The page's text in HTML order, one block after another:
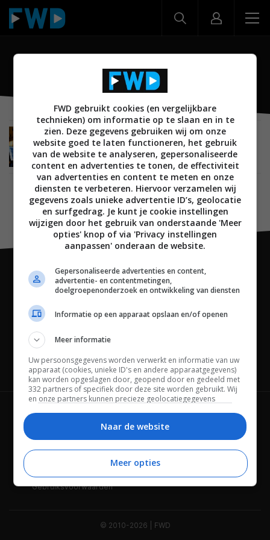
Sound Liaison
INTERVIEW MUSIC EMOTION AUDIO 19 MEI 2026
Interview: Deel 23 – Frans de Rond – Sound
Liaison – One-Mic, dsd en wat dat gaat brengen
Channels
Wie is FWD Privacybeleid
Adverteren Contact
Gebruiksvoorwaarden
© 2010-2026 | FWD
FWD gebruikt cookies (en vergelijkbare
technieken) om informatie op te slaan en in te
zien. Deze gegevens gebruiken wij om onze
website goed te laten functioneren, het gebruik
van de website te analyseren, gepersonaliseerde
content en advertenties te tonen, de effectiviteit
van advertenties en content te meten en onze
diensten te verbeteren. Hiervoor verzamelen wij
gegevens zoals unieke advertentie ID’s, geolocatie
en surfgedrag. Je kunt je cookie instellingen
wijzigen door het gebruik van onderstaande 'Meer
opties' knop of via 'Privacy instellingen
aanpassen' onderaan de website.
Gepersonaliseerde advertenties en content,
advertentie- en contentmetingen,
doelgroepenonderzoek en ontwikkeling van diensten
Informatie op een apparaat opslaan en/of openen
Meer informatie
Uw persoonsgegevens worden verwerkt en informatie van uw
apparaat (cookies, unieke ID's en andere apparaatgegevens)
kan worden opgeslagen door, geopend door en gedeeld met
332 partners of specifiek door deze site worden gebruikt. Wij
en onze partners kunnen precieze geolocatiegegevens
Bepaalde leveranciers kunnen uw persoonsgegevens
beheren. Zoek onderaan deze pagina of in het sitemenu naar
een link om uw toestemming te beheren of in te trekken via de
privacy- en cookie-instellingen.
Naar de website
Meer opties